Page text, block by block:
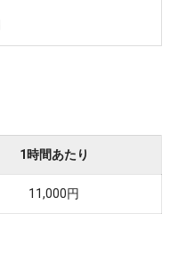
1時間あたり
11,000円